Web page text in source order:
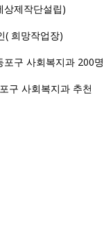
상제작단설립)
( 희망작업장)
구 사회복지과 200
구 사회복지과 추천